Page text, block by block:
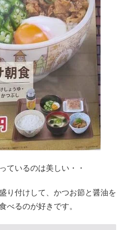
ているのは美しい・・
り付けして、かつお節と醤油を
べるのが好きです。